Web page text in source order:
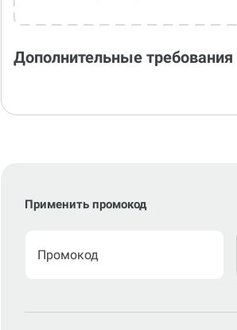
Дополнительные требования
Применить промокод